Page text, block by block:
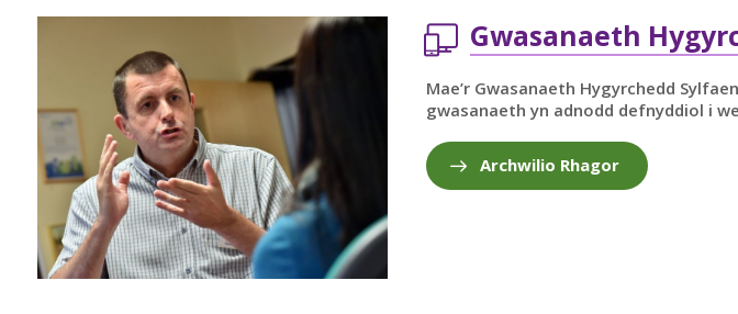
Gwasanaeth
Mae’r Gwasanaeth Hygyrchedd
gwasanaeth yn adnodd defnyddiol i
Archwilio Rhagor